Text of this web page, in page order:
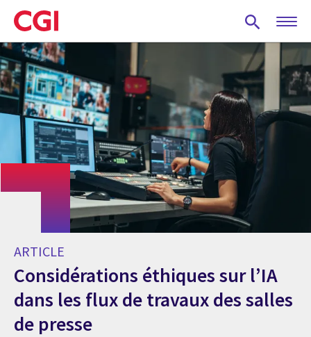
Skip
to
main
content
ARTICLE
Considérations éthiques sur l’IA
dans les flux de travaux des salles
de presse